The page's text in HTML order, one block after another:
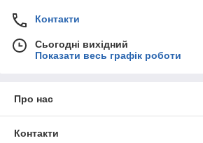
Контакти
Сьогодні вихідний
Показати весь графік роботи
Про нас
Контакти